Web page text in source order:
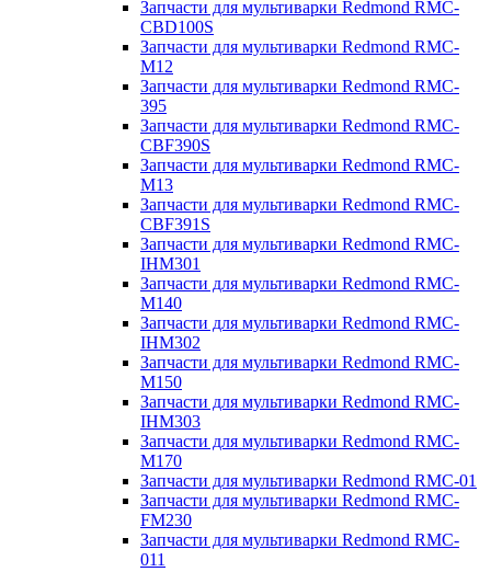
Запчасти для мультиварки Redmond RMC-
CBD100S
Запчасти для мультиварки Redmond RMC-
M12
Запчасти для мультиварки Redmond RMC-
395
Запчасти для мультиварки Redmond RMC-
CBF390S
Запчасти для мультиварки Redmond RMC-
M13
Запчасти для мультиварки Redmond RMC-
CBF391S
Запчасти для мультиварки Redmond RMC-
IHM301
Запчасти для мультиварки Redmond RMC-
M140
Запчасти для мультиварки Redmond RMC-
IHM302
Запчасти для мультиварки Redmond RMC-
M150
Запчасти для мультиварки Redmond RMC-
IHM303
Запчасти для мультиварки Redmond RMC-
M170
Запчасти для мультиварки Redmond RMC-01
Запчасти для мультиварки Redmond RMC-
FM230
Запчасти для мультиварки Redmond RMC-
011